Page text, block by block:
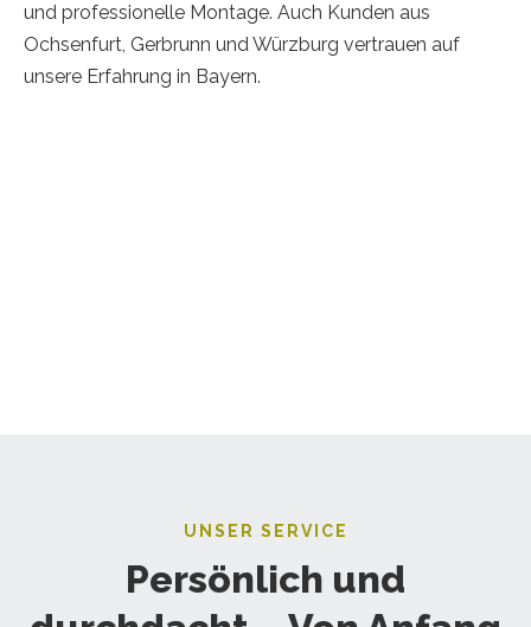
und professionelle Montage. Auch Kunden aus
Ochsenfurt, Gerbrunn und Würzburg vertrauen auf
unsere Erfahrung in Bayern.
UNSER SERVICE
Persönlich und